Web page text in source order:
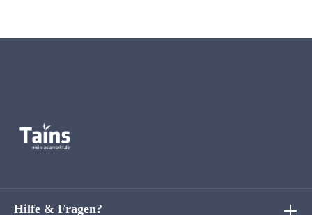
Hilfe & Fragen?